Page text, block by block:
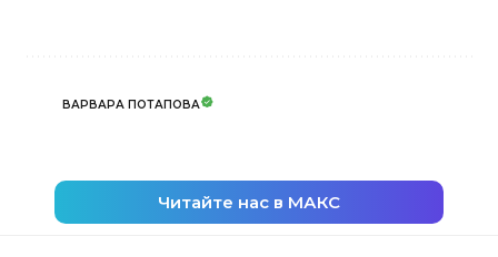
ВАРВАРА ПОТАПОВА
Читайте нас в МАКС